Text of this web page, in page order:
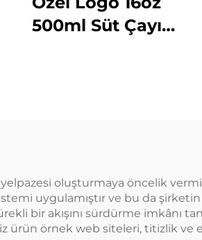
500ml Süt Çayı
oluşturmaya öncelik
uygulamıştır ve bu da
bir akışını sürdürme imkânı
örnek web siteleri, titizlik ve